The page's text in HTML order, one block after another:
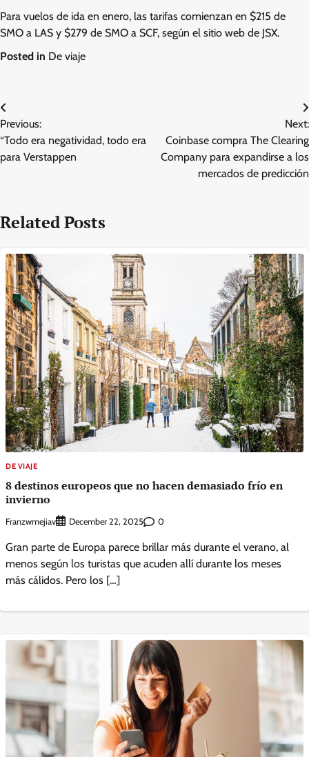
Para vuelos de ida en enero, las tarifas comienzan en $215 de
SMO a LAS y $279 de SMO a SCF, según el sitio web de JSX.
Posted in De viaje
Post
navigation
Previous:
“Todo era negatividad, todo era
para Verstappen
Next:
Coinbase compra The Clearing
Company para expandirse a los
mercados de predicción
Related Posts
DE VIAJE
8 destinos europeos que no hacen demasiado frío en
invierno
Franzwmejiav December 22, 2025 0
Gran parte de Europa parece brillar más durante el verano, al
menos según los turistas que acuden allí durante los meses
más cálidos. Pero los […]